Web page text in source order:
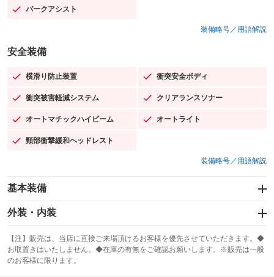
パークアシスト
：装備あり
装備略号／用語解説
安全装備
横滑り防止装置
：装備あり 衝突安全ボディ
：装備あり
衝突被害軽減システム
：装備あり クリアランスソナー
：装備あり
オートマチックハイビーム
：装備あり オートライト
：装備あり
頸部衝撃緩和ヘッドレスト
：装備あり
装備略号／用語解説
基本装備
エアバッグ：運転席/助手席/サイド
：装備あり
：装備なし
サンルーフ
：装備なし ABS
外装・内装
カーナビ：HDDナビ
：装備あり
TV：フルセグ
：装備あり
【注】販売は、当店に直接ご来場頂けるお客様を優先させていただきます。◆
お取置きはいたしません。◆在庫の有無をご確認お願いします。※販売は一般
のお客様に限ります。